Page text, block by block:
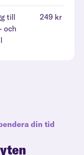
till
och
249 kr
din tid